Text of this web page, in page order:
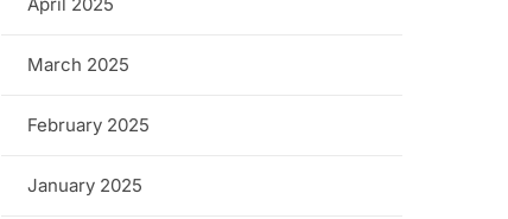
March 2025
February 2025
January 2025